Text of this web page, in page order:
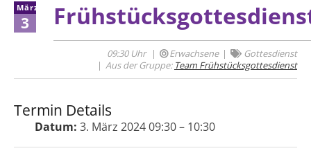
März
3
09:30 Uhr Erwachsene
Gottesdienst
Aus der Gruppe: Team Frühstücksgottesdienst
Termin Details
Datum: 3. März 2024 09:30– 10:30